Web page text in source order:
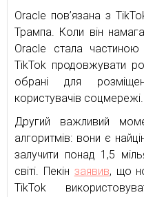
Oracle пов’язана з
Трампа. Коли він
Oracle стала
TikTok продовжувати
обрані для
користувачів соцмережі.
Другий важливий
алгоритмів: вони є
залучити понад 1,5
світі. Пекін заявив, що
TikTok